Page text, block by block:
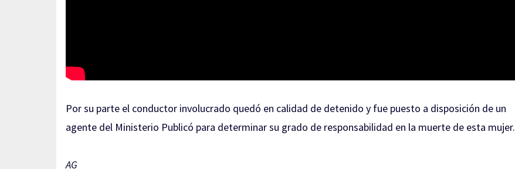
Por su parte el conductor involucrado quedó en calidad de detenido y fue puesto a disposición de un
agente del Ministerio Publicó para determinar su grado de responsabilidad en la muerte de esta mujer.
AG